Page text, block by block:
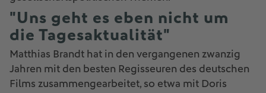
"Uns geht es eben nicht um
die Tagesaktualität"
Matthias Brandt hat in den vergangenen zwanzig
Jahren mit den besten Regisseuren des deutschen
Films zusammengearbeitet, so etwa mit Doris